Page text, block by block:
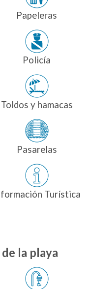
Papeleras
Policía
Toldos y hamacas
Pasarelas
Turística
la playa